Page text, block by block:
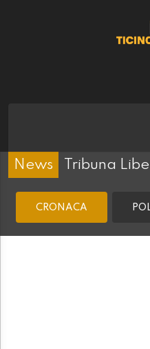
News Tribuna
CRONACA